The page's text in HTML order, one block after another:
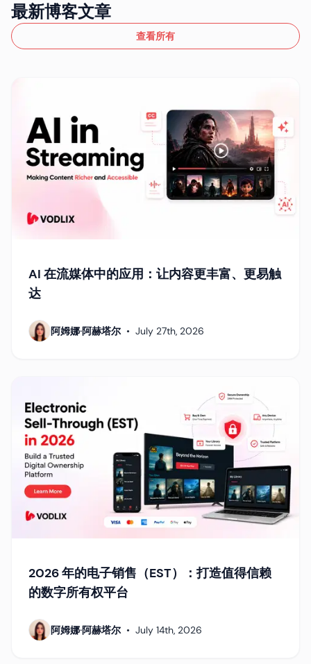
最新博客文章
查看所有
AI 在流媒体中的应用：让内容更丰富、更易触
达
阿姆娜·阿赫塔尔 • July 27th, 2026
2026 年的电子销售（EST）：打造值得信赖
的数字所有权平台
阿姆娜·阿赫塔尔 • July 14th, 2026